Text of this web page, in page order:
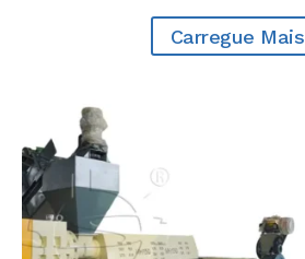
Carregue Mais